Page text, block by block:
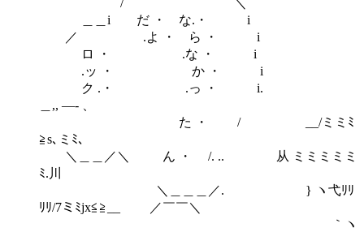
＿＿i だ ・ な.・ i
／ .よ ・ ら ・ i
ロ ・ .な ・ i
.ッ ・ か ・ i
ク .・ .っ ・ i.
＿,, ―- 、
た ・ / __/ミミﾐ
≧s､ミﾐ､
＼＿＿／＼ ん ・ /. .. 从 ミミミミミ
ﾐ.川
＼＿＿＿／. } ヽ弋ﾘﾘ
ﾘﾘ/7ミﾐjx≦≧__ ／￣￣＼
｀ヽ